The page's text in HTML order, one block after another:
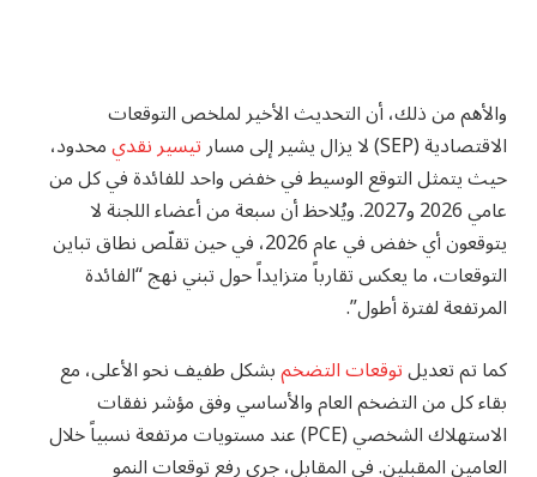
والأهم من ذلك، أن التحديث الأخير لملخص التوقعات
الاقتصادية (SEP) لا يزال يشير إلى مسار تيسير نقديمحدود،
حيث يتمثل التوقع الوسيط في خفض واحد للفائدة في كل من
عامي 2026 و2027. ويُلاحظ أن سبعة من أعضاء اللجنة لا
يتوقعون أي خفض في عام 2026، في حين تقلّص نطاق تباين
التوقعات، ما يعكس تقارباً متزايداً حول تبني نهج “الفائدة
المرتفعة لفترة أطول”.
كما تم تعديلتوقعات التضخمبشكل طفيف نحو الأعلى، مع
بقاء كل من التضخم العام والأساسي وفق مؤشر نفقات
الاستهلاك الشخصي (PCE) عند مستويات مرتفعة نسبياً خلال
العامين المقبلين. في المقابل، جرى رفع توقعات النمو